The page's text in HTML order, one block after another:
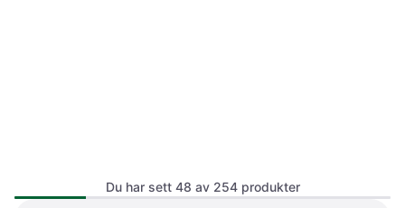
ekstra 50 x 25 x 20cm, Grå
fra Asak
Du har sett 48 av 254 produkter